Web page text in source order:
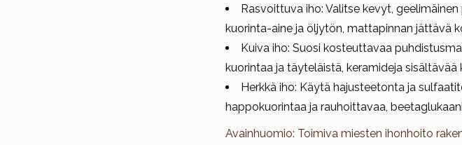
Rasvoittuva iho: Valitse kevyt,
kuorinta-aine ja öljytön, mattapinnan jättävä
Kuiva iho: Suosi kosteuttavaa
kuorintaa ja täyteläistä, keramideja
Herkkä iho: Käytä hajusteetonta ja
happokuorintaa ja rauhoittavaa,
Avainhuomio: Toimiva miesten ihonhoito